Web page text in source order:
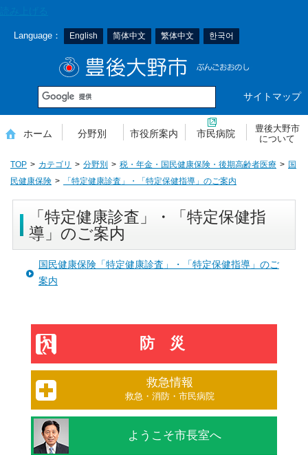
Language： English 简体中文 繁体中文 한국어
サイトマップ
ホーム 分野別 市役所案内 市民病院
豊後大野市
について
TOP カテゴリ 分野別 税・年金・国民健康保険・後期高齢者医療
国
民健康保険
「特定健康診査」・「特定保健指導」のご案内
「特定健康診査」・「特定保健指
導」のご案内
国民健康保険「特定健康診査」・「特定保健指導」のご
案内
防災
救急情報
救急・消防・市民病院
ようこそ市長室へ